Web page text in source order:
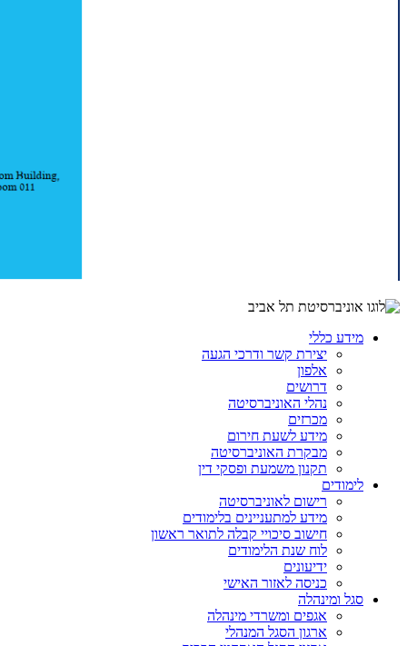
מידע כללי
יצירת קשר ודרכי הגעה
אלפון
דרושים
נהלי האוניברסיטה
מכרזים
מידע לשעת חירום
מבקרת האוניברסיטה
תקנון משמעת ופסקי דין
לימודים
רישום לאוניברסיטה
מידע למתעניינים בלימודים
חישוב סיכויי קבלה לתואר ראשון
לוח שנת הלימודים
ידיעונים
כניסה לאזור האישי
סגל ומינהלה
אגפים ומשרדי מינהלה
ארגון הסגל המנהלי